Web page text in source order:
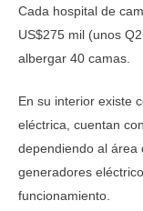
Cada hospital de
US$275 mil (unos
albergar 40 camas.
En su interior existe
eléctrica, cuentan
dependiendo al área
generadores
funcionamiento.